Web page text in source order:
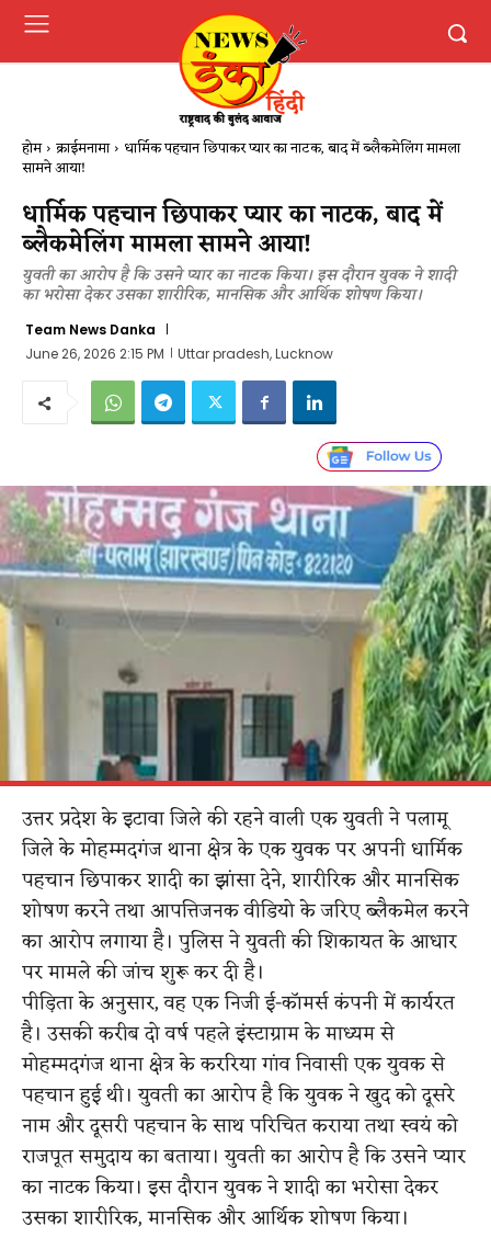
होम क्राईमनामा धार्मिक पहचान छिपाकर प्यार का नाटक, बाद में ब्लैकमेलिंग मामला
सामने आया!
धार्मिक पहचान छिपाकर प्यार का नाटक, बाद में
ब्लैकमेलिंग मामला सामने आया!
युवती का आरोप है कि उसने प्यार का नाटक किया। इस दौरान युवक ने शादी
का भरोसा देकर उसका शारीरिक, मानसिक और आर्थिक शोषण किया।
Team News Danka
June 26, 2026 2:15 PM
Uttar pradesh, Lucknow
उत्तर प्रदेश के इटावा जिले की रहने वाली एक युवती ने पलामू
जिले के मोहम्मदगंज थाना क्षेत्र के एक युवक पर अपनी धार्मिक
पहचान छिपाकर शादी का झांसा देने, शारीरिक और मानसिक
शोषण करने तथा आपत्तिजनक वीडियो के जरिए ब्लैकमेल करने
का आरोप लगाया है। पुलिस ने युवती की शिकायत के आधार
पर मामले की जांच शुरू कर दी है।
पीड़िता के अनुसार, वह एक निजी ई-कॉमर्स कंपनी में कार्यरत
है। उसकी करीब दो वर्ष पहले इंस्टाग्राम के माध्यम से
मोहम्मदगंज थाना क्षेत्र के कररिया गांव निवासी एक युवक से
पहचान हुई थी। युवती का आरोप है कि युवक ने खुद को दूसरे
नाम और दूसरी पहचान के साथ परिचित कराया तथा स्वयं को
राजपूत समुदाय का बताया। युवती का आरोप है कि उसने प्यार
का नाटक किया। इस दौरान युवक ने शादी का भरोसा देकर
उसका शारीरिक, मानसिक और आर्थिक शोषण किया।